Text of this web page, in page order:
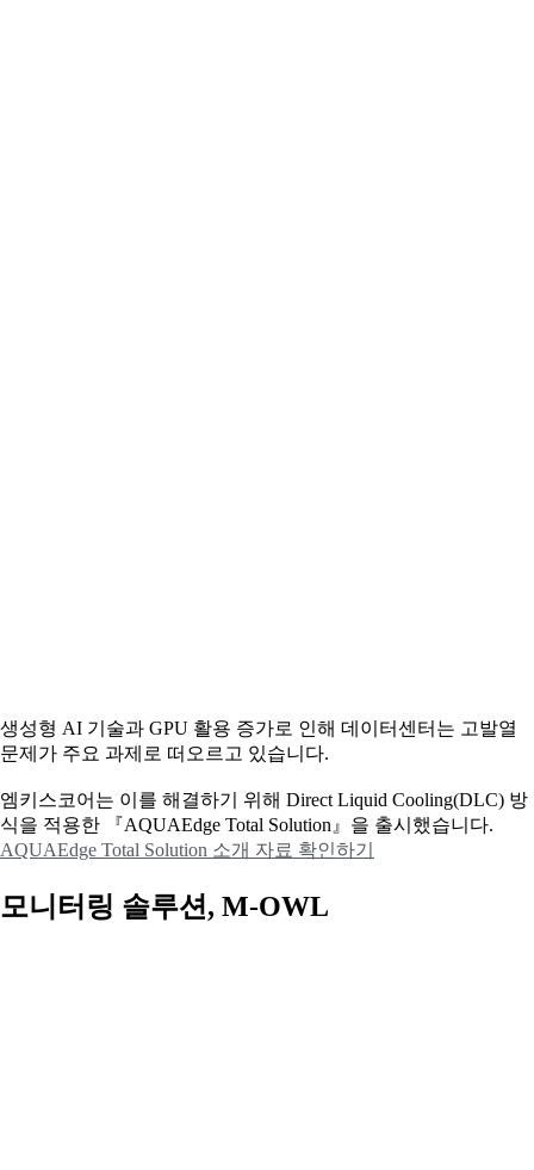
생성형 AI 기술과 GPU 활용 증가로 인해 데이터센터는 고발열
문제가 주요 과제로 떠오르고 있습니다.
엠키스코어는 이를 해결하기 위해 Direct Liquid Cooling(DLC) 방
식을 적용한 『AQUAEdge Total Solution』을 출시했습니다.
AQUAEdge Total Solution 소개 자료 확인하기
모니터링 솔루션, M-OWL